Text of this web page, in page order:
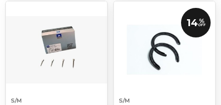
S/M
14 %
OFF
S/M